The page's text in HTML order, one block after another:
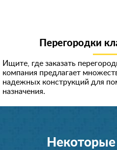
Перегородки
Ищите, где заказать
компания предлагает
надежных конструкций для
назначения.